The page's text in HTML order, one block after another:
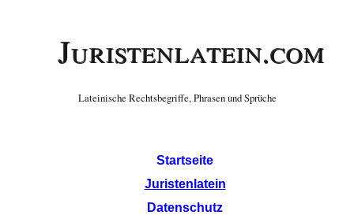
Juristenlatein.com
Lateinische Rechtsbegriffe, Phrasen und Sprüche
Startseite
Juristenlatein
Datenschutz